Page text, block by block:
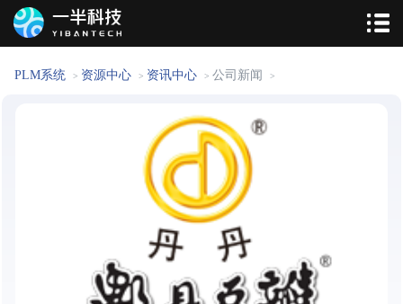
PLM系统 > 资源中心 > 资讯中心 > 公司新闻 >